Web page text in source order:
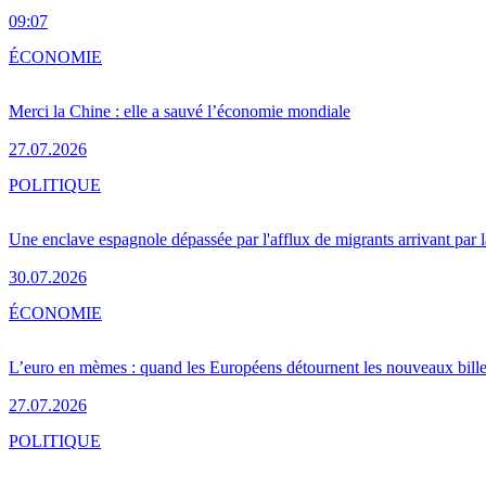
09:07
Merci la Chine : elle a sauvé l’économie mondiale
27.07.2026
ÉCONOMIE
Une enclave espagnole dépassée par l'afflux de migrants arrivant par
30.07.2026
POLITIQUE
L’euro en mèmes : quand les Européens détournent les nouveaux
27.07.2026
ÉCONOMIE
POLITIQUE